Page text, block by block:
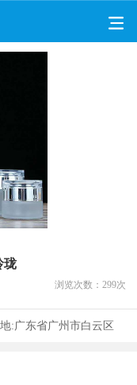
珑
浏览次数： 299次
:广东省广州市白云区